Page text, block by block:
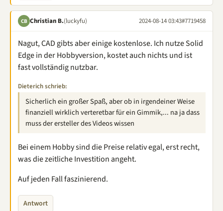
CB Christian B.(luckyfu) 2024-08-14 03:43#7719458
Nagut, CAD gibts aber einige kostenlose. Ich nutze Solid
Edge in der Hobbyversion, kostet auch nichts und ist
fast vollständig nutzbar.
Dieterich schrieb:
Sicherlich ein großer Spaß, aber ob in irgendeiner Weise
finanziell wirklich verteretbar für ein Gimmik,... na ja dass
muss der ersteller des Videos wissen
Bei einem Hobby sind die Preise relativ egal, erst recht,
was die zeitliche Investition angeht.
Auf jeden Fall faszinierend.
Antwort